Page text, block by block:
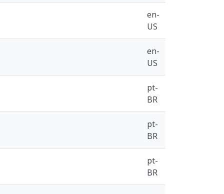
en-
US
en-
US
pt-
BR
pt-
BR
pt-
BR